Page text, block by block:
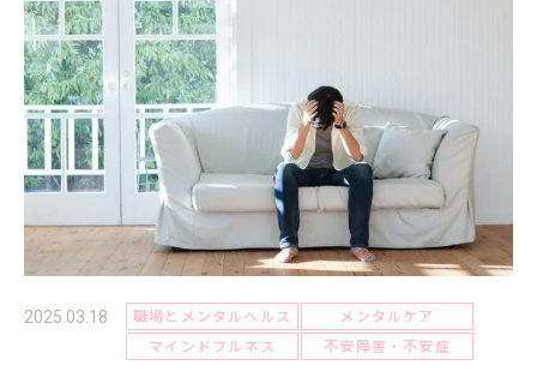
2025.03.18 職場とメンタルヘルス
メンタルケア
マインドフルネス
不安障害・不安症